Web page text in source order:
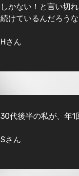
しかない！と言い切
続けているんだろうな
Hさん
30代後半の私が、年
Sさん